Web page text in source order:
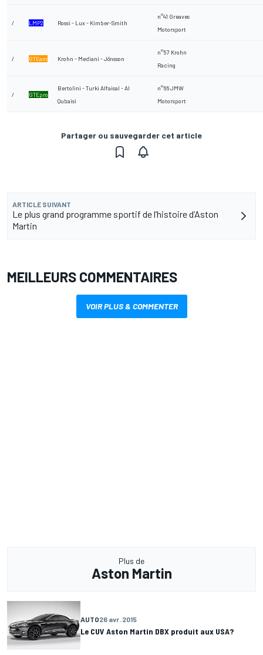
/ LMP2 Rossi - Lux - Kimber-Smith
n°41 Greaves
Motorsport
/ GTEam Krohn - Mediani - Jönsson
n°57 Krohn
Racing
/ GTEpro
Bertolini - Turki Alfaisal - Al
Qubaisi
n°66 JMW
Motorsport
Partager ou sauvegarder cet article
ARTICLE SUIVANT
Le plus grand programme sportif de l’histoire d’Aston
Martin
MEILLEURS COMMENTAIRES
VOIR PLUS & COMMENTER
Plus de
Aston Martin
AUTO26 avr. 2015
Le CUV Aston Martin DBX produit aux USA?